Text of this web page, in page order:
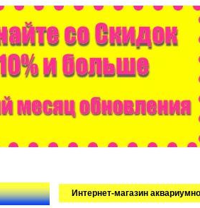
Интернет-магазин